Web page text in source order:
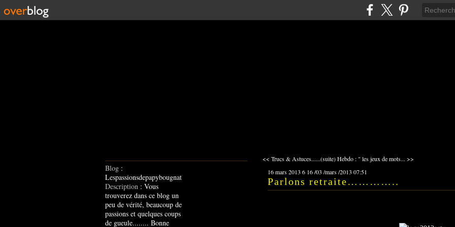
Blog :
Lespassionsdepapybougnat
Description : Vous
trouverez dans ce blog un
peu de vérité, beaucoup de
passions et quelques coups
de gueule........ Bonne
<< Trucs & Astuces......(suite)Hebdo : " les jeux de mots... >>
16 mars 2013 6 16/03 /mars/2013 07:51
Parlons retraite…………..